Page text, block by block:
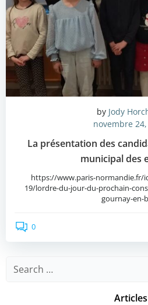
by Jody
novembre
La présentation des
municipal des
https://www.paris-normandie.fr/
19/lordre-du-jour-du-prochain-
gournay-en-
0
for:
Articles